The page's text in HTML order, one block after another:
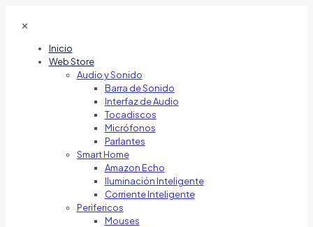
✕
Inicio
Web Store
Audio y Sonido
Barra de Sonido
Interfaz de Audio
Tocadiscos
Micrófonos
Parlantes
Smart Home
Amazon Echo
Iluminación Inteligente
Corriente Inteligente
Perifericos
Mouses